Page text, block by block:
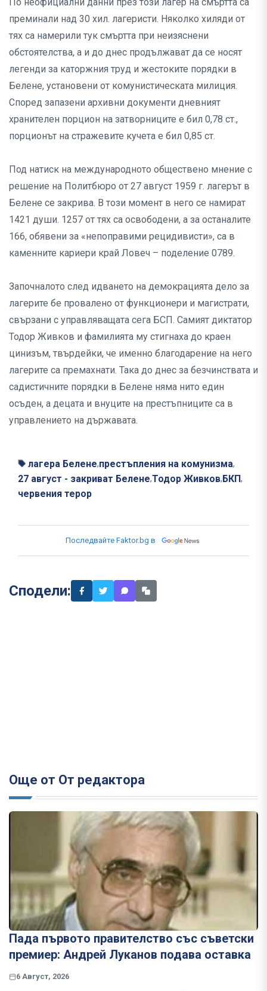
преминали над 30 хил. лагеристи. Няколко хиляди от
тях са намерили тук смъртта при неизяснени
обстоятелства, а и до днес продължават да се носят
легенди за каторжния труд и жестоките порядки в
Белене, установени от комунистическата милиция.
Според запазени архивни документи дневният
хранителен порцион на затворниците е бил 0,78 ст.,
порционът на стражевите кучета е бил 0,85 ст.
Под натиск на международното обществено мнение с
решение на Политбюро от 27 август 1959 г. лагерът в
Белене се закрива. В този момент в него се намират
1421 души. 1257 от тях са освободени, а за останалите
166, обявени за «непоправими рецидивисти», са в
каменните кариери край Ловеч – поделение 0789.
Започналото след идването на демокрацията дело за
лагерите бе провалено от функционери и магистрати,
свързани с управляващата сега БСП. Самият диктатор
Тодор Живков и фамилията му стигнаха до краен
цинизъм, твърдейки, че именно благодарение на него
лагерите са премахнати. Така до днес за безчинствата и
садистичните порядки в Белене няма нито един
осъден, а децата и внуците на престъпниците са в
управлението на държавата.
лагера Белене,престъпления на комунизма,
27 август - закриват Белене,Тодор Живков,БКП,
червения терор
Последвайте Faktor.bg в
Сподели:
Още от От редактора
Пада първото правителство със съветски
премиер: Андрей Луканов подава оставка
6 Август, 2026